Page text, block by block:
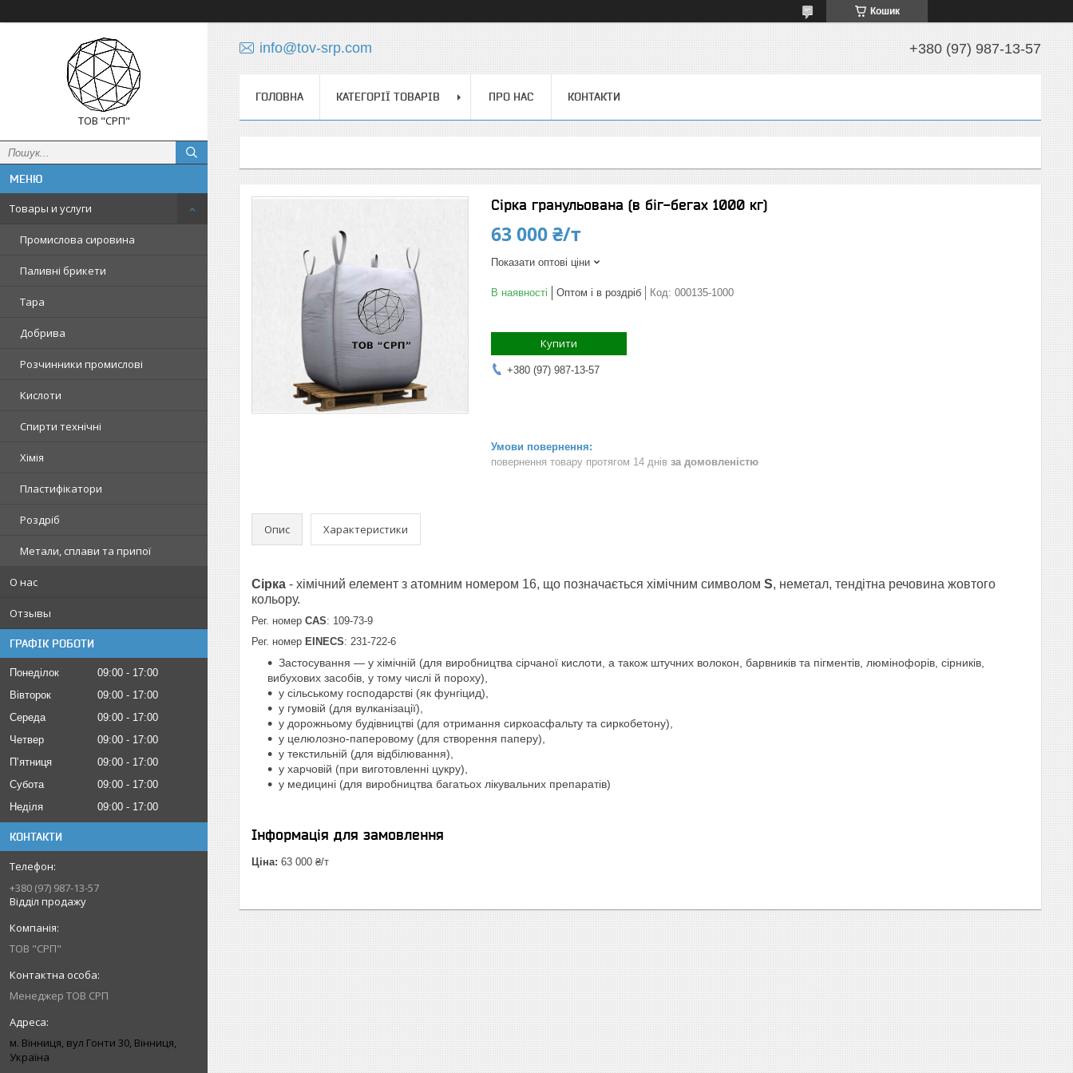
Кошик
ТОВ "СРП"
Товары и услуги
Промислова сировина
Паливні брикети
Тара
Добрива
Розчинники промислові
Кислоти
Спирти технічні
Хімія
Пластифікатори
Роздріб
Метали, сплави та припої
О нас
Отзывы
ГРАФІК РОБОТИ
Понеділок 09:00
17:00
Вівторок
09:00
17:00
Середа
09:00
17:00
Четвер
09:00
17:00
Пʼятниця
09:00
17:00
Субота
09:00
17:00
Неділя
09:00 17:00
КОНТАКТИ
+380 (97) 987-13-57
Відділ продажу
ТОВ "СРП"
Менеджер ТОВ СРП
м. Вінниця, вул Гонти 30, Вінниця,
Україна
info@tov-srp.com +380 (97) 987-13-57
ГОЛОВНА КАТЕГОРІЇ ТОВАРІВ ПРО НАС КОНТАКТИ
Сірка гранульована (в біг-бегах 1000 кг)
63 000 ₴/т
Показати оптові ціни
В наявності Оптом і в роздріб Код: 000135-1000
Купити
+380 (97) 987-13-57
повернення товару протягом 14 днів за домовленістю
Опис Характеристики
Сірка - хімічний елемент з атомним номером 16, що позначається хімічним символом S, неметал, тендітна речовина жовтого
кольору.
Рег. номер CAS: 109-73-9
Рег. номер EINECS: 231-722-6
Застосування — у хімічній (для виробництва сірчаної кислоти, а також штучних волокон, барвників та пігментів, люмінофорів, сірників,
вибухових засобів, у тому числі й пороху),
у сільському господарстві (як фунгіцид),
у гумовій (для вулканізації),
у дорожньому будівництві (для отримання сиркоасфальту та сиркобетону),
у целюлозно-паперовому (для створення паперу),
у текстильній (для відбілювання),
у харчовій (при виготовленні цукру),
у медицині (для виробництва багатьох лікувальних препаратів)
Інформація для замовлення
Ціна: 63 000 ₴/т